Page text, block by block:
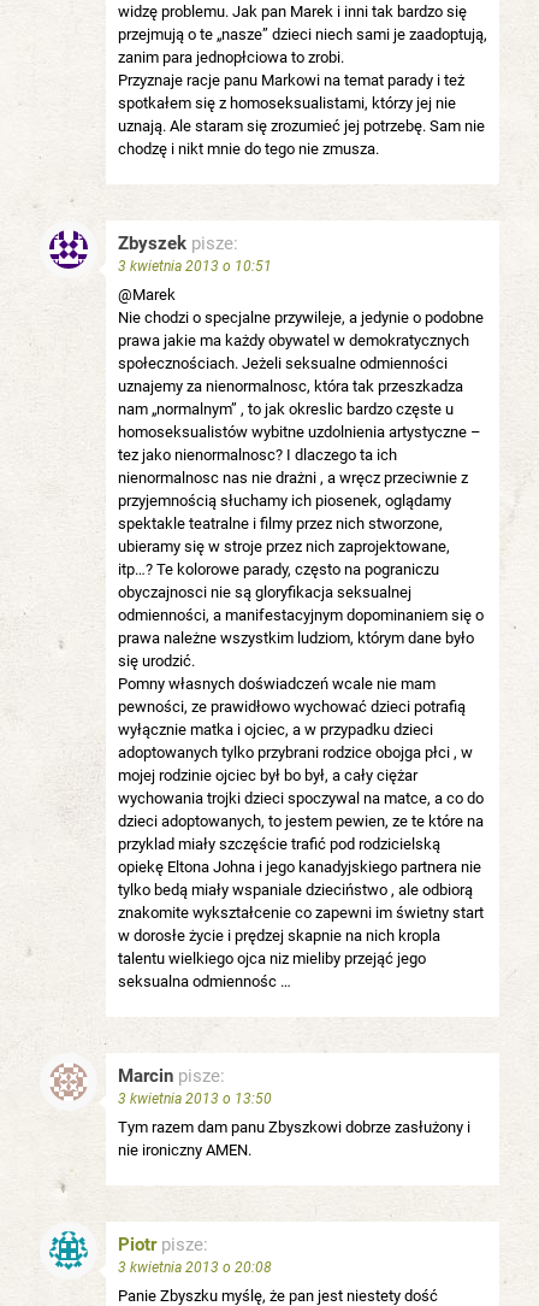
widzę problemu. Jak pan Marek i inni tak bardzo się
przejmują o te „nasze” dzieci niech sami je zaadoptują,
zanim para jednopłciowa to zrobi.
Przyznaje racje panu Markowi na temat parady i też
spotkałem się z homoseksualistami, którzy jej nie
uznają. Ale staram się zrozumieć jej potrzebę. Sam nie
chodzę i nikt mnie do tego nie zmusza.
Zbyszek pisze:
3 kwietnia 2013 o 10:51
@Marek
Nie chodzi o specjalne przywileje, a jedynie o podobne
prawa jakie ma każdy obywatel w demokratycznych
społecznościach. Jeżeli seksualne odmienności
uznajemy za nienormalnosc, która tak przeszkadza
nam „normalnym” , to jak okreslic bardzo częste u
homoseksualistów wybitne uzdolnienia artystyczne –
tez jako nienormalnosc? I dlaczego ta ich
nienormalnosc nas nie drażni , a wręcz przeciwnie z
przyjemnością słuchamy ich piosenek, oglądamy
spektakle teatralne i filmy przez nich stworzone,
ubieramy się w stroje przez nich zaprojektowane,
itp…? Te kolorowe parady, często na pograniczu
obyczajnosci nie są gloryfikacja seksualnej
odmienności, a manifestacyjnym dopominaniem się o
prawa należne wszystkim ludziom, którym dane było
się urodzić.
Pomny własnych doświadczeń wcale nie mam
pewności, ze prawidłowo wychować dzieci potrafią
wyłącznie matka i ojciec, a w przypadku dzieci
adoptowanych tylko przybrani rodzice obojga płci , w
mojej rodzinie ojciec był bo był, a cały ciężar
wychowania trojki dzieci spoczywal na matce, a co do
dzieci adoptowanych, to jestem pewien, ze te które na
przyklad miały szczęście trafić pod rodzicielską
opiekę Eltona Johna i jego kanadyjskiego partnera nie
tylko bedą miały wspaniale dzieciństwo , ale odbiorą
znakomite wykształcenie co zapewni im świetny start
w dorosłe życie i prędzej skapnie na nich kropla
talentu wielkiego ojca niz mieliby przejąć jego
seksualna odmiennośc …
Marcin pisze:
3 kwietnia 2013 o 13:50
Tym razem dam panu Zbyszkowi dobrze zasłużony i
nie ironiczny AMEN.
Piotr pisze:
3 kwietnia 2013 o 20:08
Panie Zbyszku myślę, że pan jest niestety dość